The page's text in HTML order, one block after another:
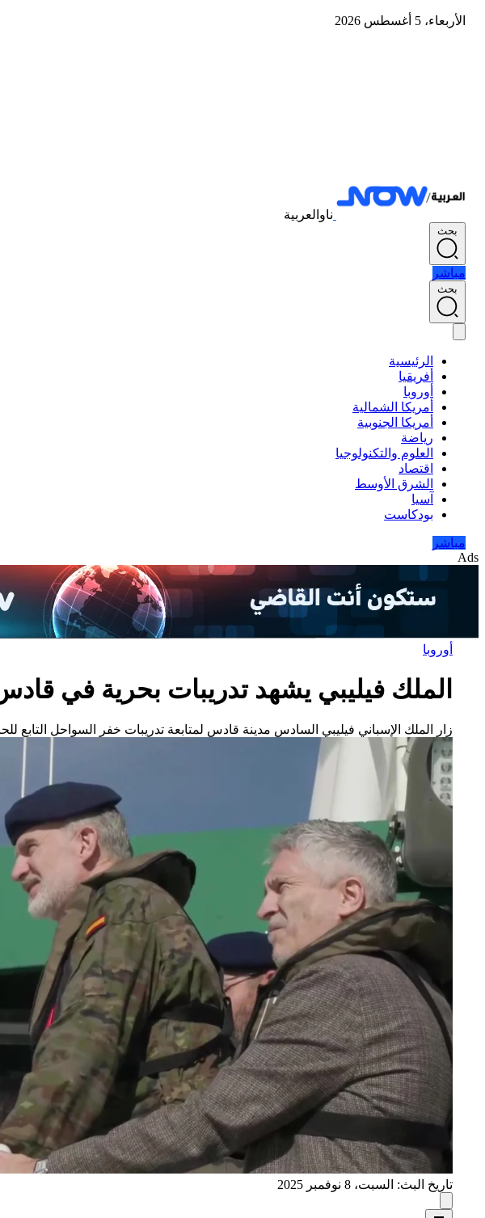
الأربعاء، 5 أغسطس 2026
ناوالعربية
بحث
مباشر
بحث
الرئيسية
أفريقيا
أوروبا
أمريكا الشمالية
أمريكا الجنوبية
رياضة
العلوم والتكنولوجيا
اقتصاد
الشرق الأوسط
آسيا
بودكاست
مباشر
Ads
أوروبا
الملك فيليبي يشهد تدريبات بحرية في
زار الملك الإسباني فيليبي السادس مدينة قادس لمتابعة تدريبات خفر السواحل
تاريخ البث: السبت، 8 نوفمبر 2025